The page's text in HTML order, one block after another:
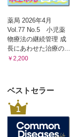
薬局 2026年4月
Vol.77 No.5 小児薬
物療法の継続管理 成
長にあわせた治療の...
￥2,200
ベストセラー
1